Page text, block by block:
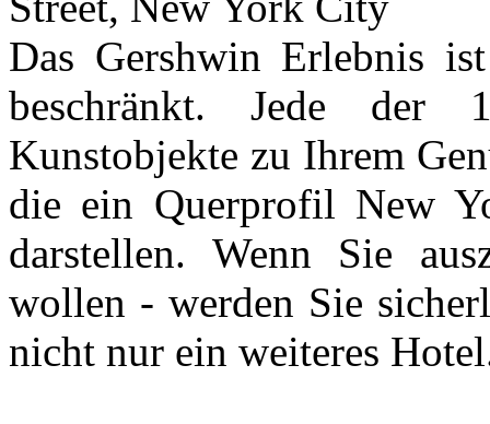
Das Gershwin Erlebnis
beschränkt. Jede der
Kunstobjekte zu Ihrem
die ein Querprofil New
darstellen. Wenn Sie
wollen - werden Sie
nicht nur ein weiteres